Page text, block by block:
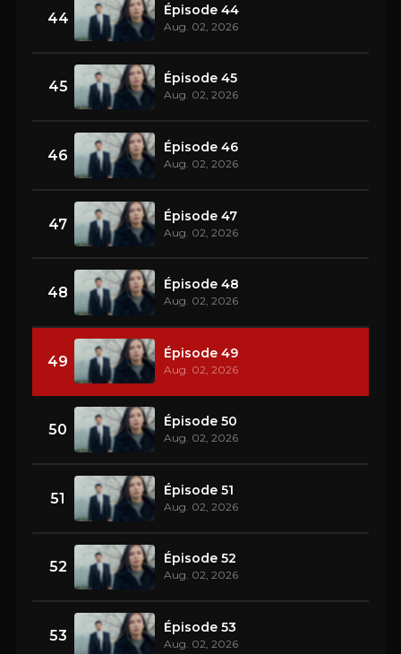
44 Épisode 44
Aug. 02, 2026
45 Épisode 45
Aug. 02, 2026
46 Épisode 46
Aug. 02, 2026
47 Épisode 47
Aug. 02, 2026
48 Épisode 48
Aug. 02, 2026
49 Épisode 49
Aug. 02, 2026
50 Épisode 50
Aug. 02, 2026
51 Épisode 51
Aug. 02, 2026
52 Épisode 52
Aug. 02, 2026
53 Épisode 53
Aug. 02, 2026